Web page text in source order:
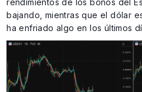
bajando, mientras que el dólar
ha enfriado algo en los últimos